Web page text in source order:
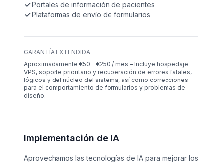
Portales de información de pacientes
Plataformas de envío de formularios
GARANTÍA EXTENDIDA
Aproximadamente €50 - €250 / mes – Incluye hospedaje
VPS, soporte prioritario y recuperación de errores fatales,
lógicos y del núcleo del sistema, así como correcciones
para el comportamiento de formularios y problemas de
diseño.
Implementación de IA
Aprovechamos las tecnologías de IA para mejorar los